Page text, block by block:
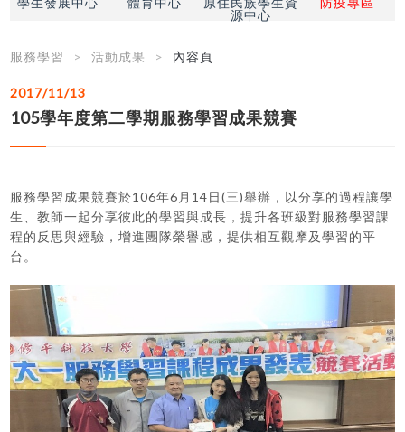
源中心
服務學習 活動成果 內容頁
2017/11/13
105學年度第二學期服務學習成果競賽
服務學習成果競賽於106年6月14日(三)舉辦，以分享的過程讓學
生、教師一起分享彼此的學習與成長，提升各班級對服務學習課
程的反思與經驗，增進團隊榮譽感，提供相互觀摩及學習的平
台。